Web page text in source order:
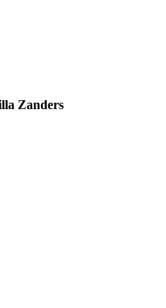
Zanders